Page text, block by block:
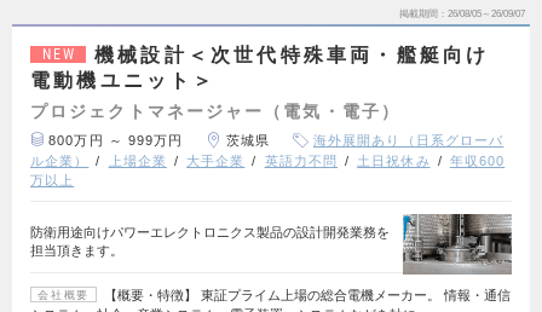
掲載期間 26/08/05～26/09/07
NEW
機械設計＜次世代特殊車両・艦艇向け
電動機ユニット＞
プロジェクトマネージャー（電気・電子）
800万円 ～ 999万円 茨城県
海外展開あり（日系グローバ
ル企業）
上場企業 大手企業 英語力不問 土日祝休み
年収600
万以上
防衛用途向けパワーエレクトロニクス製品の設計開発業務を
担当頂きます。
会社概要
【概要・特徴】 東証プライム上場の総合電機メーカー。 情報・通信